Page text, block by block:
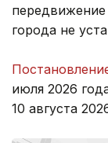
передвижение
города не
июля 2026
10 августа